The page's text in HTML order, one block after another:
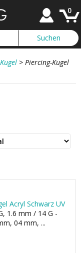
0
> Piercing-Kugel
Acryl Schwarz UV
1.6 mm / 14 G -
04 mm, ...